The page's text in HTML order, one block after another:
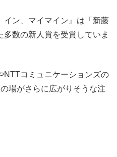
イン、マイマイン』は「新藤
数の新人賞を受賞していま
NTTコミュニケーションズの
場がさらに広がりそうな注